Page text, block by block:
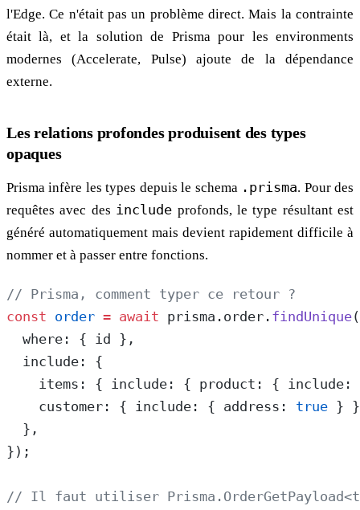
l'Edge. Ce n'était pas un problème direct. Mais la contrainte
était là, et la solution de Prisma pour les environments
modernes (Accelerate, Pulse) ajoute de la dépendance
externe.
Les relations profondes produisent des types
opaques
Prisma infère les types depuis le schema .prisma. Pour des
requêtes avec des include profonds, le type résultant est
généré automatiquement mais devient rapidement difficile à
nommer et à passer entre fonctions.
// Prisma, comment typer ce retour ?
const order = await prisma.order. findUnique
  where: { id },
  include: {
items: { include: { product: {
    customer: { include: { address:
true }
  },
});
// Il faut utiliser